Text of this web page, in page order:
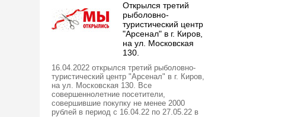
Открылся третий
рыболовно-
туристический центр
"Арсенал" в г. Киров,
на ул. Московская
130.
16.04.2022 открылся третий рыболовно-
туристический центр "Арсенал" в г. Киров,
на ул. Московская 130. Все
совершеннолетние посетители,
совершившие покупку не менее 2000
рублей в период с 16.04.22 по 27.05.22 в